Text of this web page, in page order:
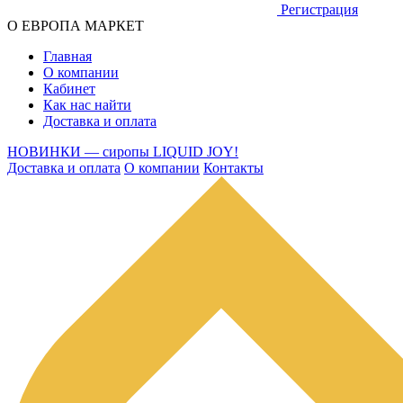
Регистрация
О ЕВРОПА МАРКЕТ
Главная
О компании
Кабинет
Как нас найти
Доставка и оплата
НОВИНКИ — сиропы LIQUID JOY!
Доставка и оплата О компании Контакты